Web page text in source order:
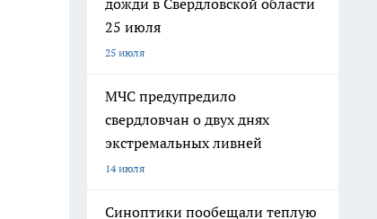
дожди в Свердловской области
25 июля
25 июля
МЧС предупредило
свердловчан о двух днях
экстремальных ливней
14 июля
Синоптики пообещали теплую